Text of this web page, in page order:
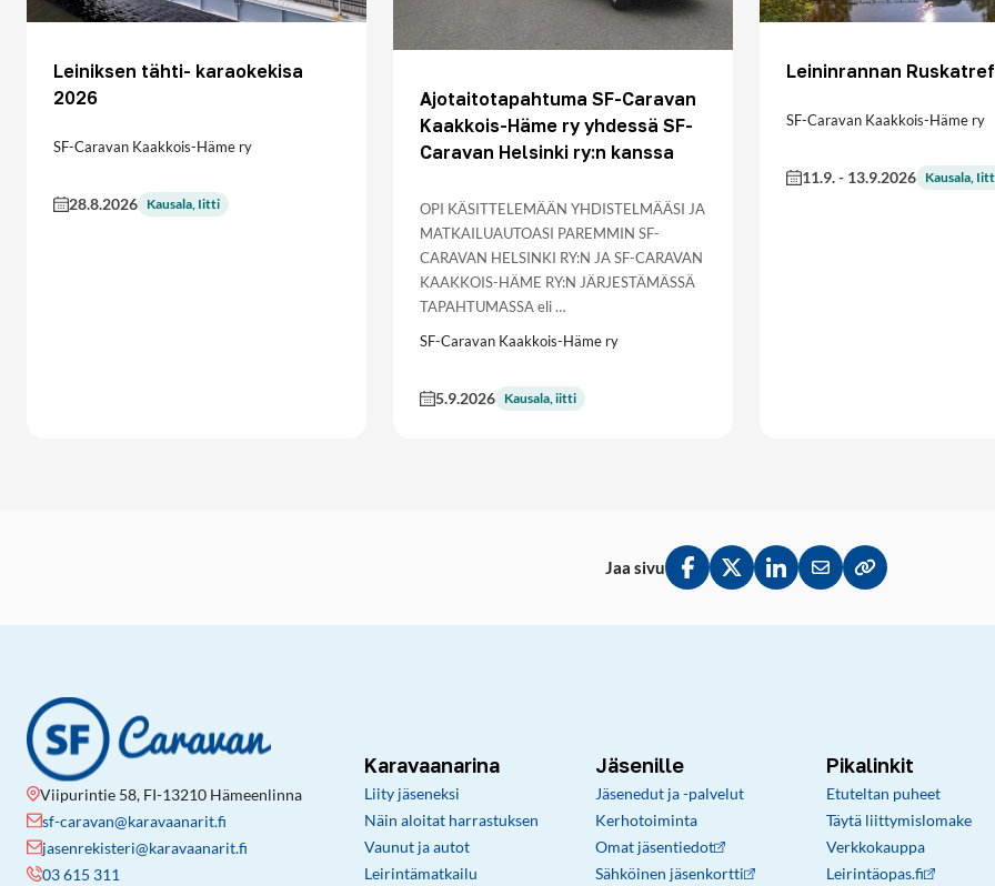
Leiniksen tähti- karaokekisa
2026
SF-Caravan Kaakkois-Häme ry
28.8.2026 Kausala, Iitti
Ajotaitotapahtuma SF-Caravan
Kaakkois-Häme ry yhdessä SF-
Caravan Helsinki ry:n kanssa
OPI KÄSITTELEMÄÄN YHDISTELMÄÄSI JA
MATKAILUAUTOASI PAREMMIN SF-
CARAVAN HELSINKI RY:N JA SF-CARAVAN
KAAKKOIS-HÄME RY:N JÄRJESTÄMÄSSÄ
TAPAHTUMASSA eli …
SF-Caravan Kaakkois-Häme ry
5.9.2026 Kausala, iitti
Leininrannan
SF-Caravan Kaakkois-Häme ry
11.9.- 13.9.2026 Kausala,
Jaa sivu
Jaa Facebookissa
Jaa Twitterissä
Jaa LinkedInissä
Jaa sähköpostitse
Kopioi linkki
Viipurintie 58, FI-13210 Hämeenlinna
sf-caravan@karavaanarit.fi
jasenrekisteri@karavaanarit.fi
03 615 311
Karavaanarina
Liity jäseneksi
Näin aloitat harrastuksen
Vaunut ja autot
Leirintämatkailu
Jäsenille
Jäsenedut ja -palvelut
Kerhotoiminta
Omat jäsentiedot
Sähköinen jäsenkortti
Pikalinkit
Etuteltan puheet
Täytä liittymislomake
Verkkokauppa
Leirintäopas.fi